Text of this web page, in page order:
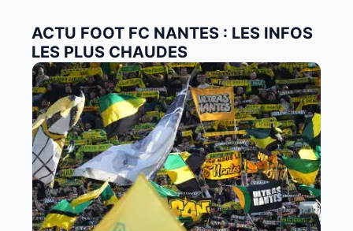
ACTU FOOT FC NANTES : LES INFOS
LES PLUS CHAUDES